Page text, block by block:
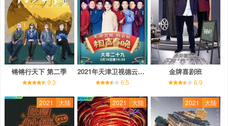
锵锵行天下 第二季
9.3
2021年天津卫视德云社相声春晚
6.5
金牌喜剧班
6.9
2021 大陆 2021 大陆 2021 大陆